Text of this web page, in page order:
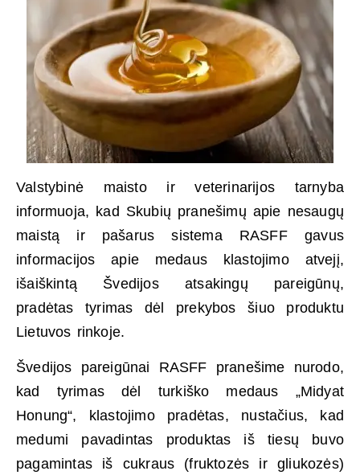
Valstybinė maisto ir veterinarijos tarnyba
informuoja, kad Skubių pranešimų apie nesaugų
maistą ir pašarus sistema RASFF gavus
informacijos apie medaus klastojimo atvejį,
išaiškintą Švedijos atsakingų pareigūnų,
pradėtas tyrimas dėl prekybos šiuo produktu
Lietuvos rinkoje.
Švedijos pareigūnai RASFF pranešime nurodo,
kad tyrimas dėl turkiško medaus „Midyat
Honung“, klastojimo pradėtas, nustačius, kad
medumi pavadintas produktas iš tiesų buvo
pagamintas iš cukraus (fruktozės ir gliukozės)